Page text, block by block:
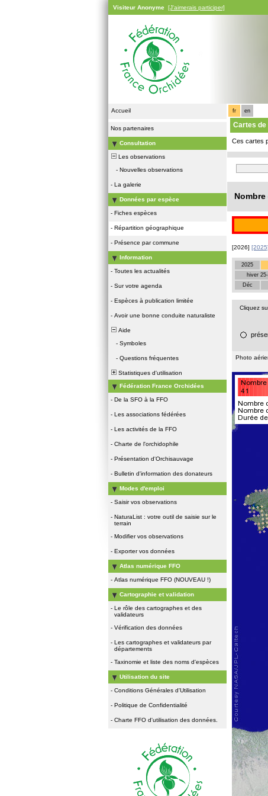
Visiteur Anonyme [J'aimerais participer]
Accueil
Nos partenaires
Consultation
Les observations
- Nouvelles observations
- La galerie
Données par espèce
- Fiches espèces
- Répartition géographique
- Présence par commune
Information
- Toutes les actualités
- Sur votre agenda
- Espèces à publication limitée
- Avoir une bonne conduite naturaliste
Aide
- Symboles
- Questions fréquentes
Statistiques d'utilisation
Fédération France Orchidées
- De la SFO à la FFO
- Les associations fédérées
- Les activités de la FFO
- Charte de l'orchidophile
- Présentation d'Orchisauvage
- Bulletin d'information des donateurs
Modes d'emploi
- Saisir vos observations
- NaturaList : votre outil de saisie sur le
terrain
- Modifier vos observations
- Exporter vos données
Atlas numérique FFO
- Atlas numérique FFO (NOUVEAU !)
Cartographie et validation
- Le rôle des cartographes et des
validateurs
- Vérification des données
- Les cartographes et validateurs par
départements
- Taxinomie et liste des noms d'espèces
Utilisation du site
- Conditions Générales d'Utilisation
- Politique de Confidentialité
- Charte FFO d'utilisation des données.
fr en
Cartes
Ces cartes
[2026] [2025]
2025
hiver
Déc
Cliquez
Photo